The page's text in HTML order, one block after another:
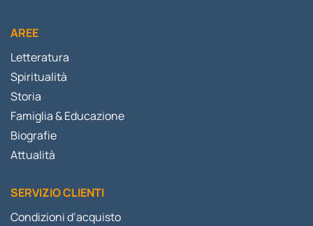
AREE
Letteratura
Spiritualità
Storia
Famiglia & Educazione
Biografie
Attualità
SERVIZIO CLIENTI
Condizioni d’acquisto